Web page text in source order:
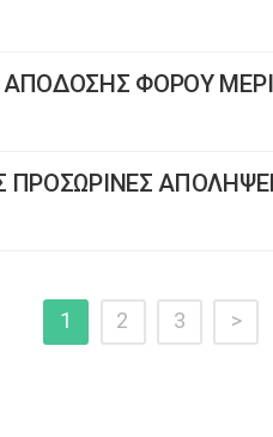
ΦΟΡΟΥ
1 2 3 >